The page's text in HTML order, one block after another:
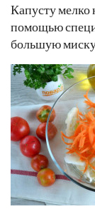
Капусту
помощью
большую